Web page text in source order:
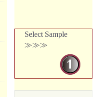
Select Sample
≫≫≫